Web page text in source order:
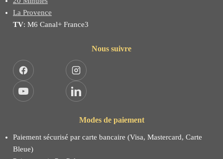
La Provence
TV: M6 Canal+ France3
Nous suivre
Facebook Instagram
YouTube LinkedIn
Modes de paiement
Paiement sécurisé par carte bancaire (Visa, Mastercard, Carte
Bleue)